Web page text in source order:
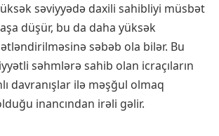
səviyyədə daxili sahibliyi müsbət
düşür, bu da daha yüksək
səbəb ola bilər. Bu
səhmlərə sahib olan icraçıların
davranışlar ilə məşğul olmaq
inancından irəli gəlir.